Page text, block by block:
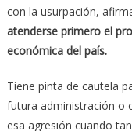
con la usurpación,
atenderse primero el
económica del país.
Tiene pinta de cautela
futura administración o
esa agresión cuando